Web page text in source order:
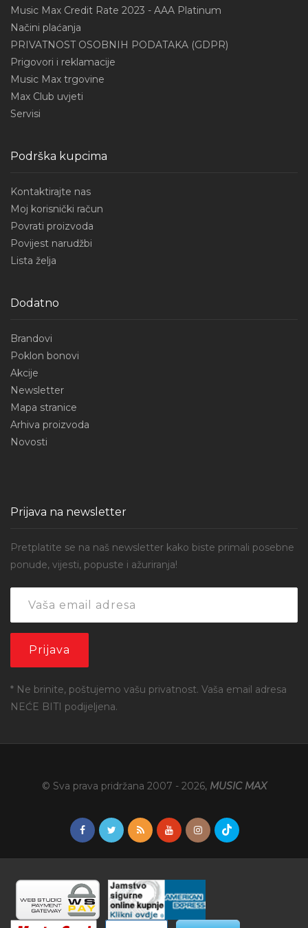
Music Max Credit Rate 2023 - AAA Platinum
Načini plaćanja
PRIVATNOST OSOBNIH PODATAKA (GDPR)
Prigovori i reklamacije
Music Max trgovine
Max Club uvjeti
Servisi
Podrška kupcima
Kontaktirajte nas
Moj korisnički račun
Povrati proizvoda
Povijest narudžbi
Lista želja
Dodatno
Brandovi
Poklon bonovi
Akcije
Newsletter
Mapa stranice
Arhiva proizvoda
Novosti
Prijava na newsletter
Pretplatite se na naš newsletter kako biste primali posebne
ponude, vijesti, popuste i ažuriranja!
* Ne brinite, poštujemo vašu privatnost. Vaša email adresa
NEĆE BITI podijeljena.
© Sva prava pridržana 2007 - 2026, MUSIC MAX